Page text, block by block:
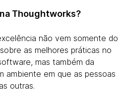
Thoughtworks?
não vem somente do
as melhores práticas no
mas também da
ambiente em que as pessoas
outras.